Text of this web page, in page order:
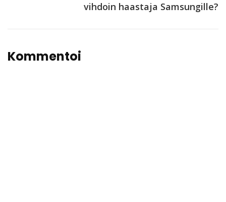
vihdoin haastaja Samsungille?
Kommentoi